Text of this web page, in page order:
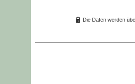
Die Daten werden